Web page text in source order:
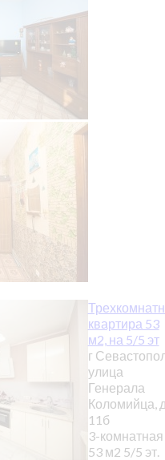
квартира 53
м2, на 5/5 эт
г
улица
Генерала
Коломийца,
11б
3-комнатная
53 м2 5/5 эт.